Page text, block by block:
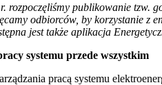
rozpoczęliśmy publikowanie tzw.
odbiorców, by korzystanie z
jest także aplikacja
systemu przede wszystkim
pracą systemu